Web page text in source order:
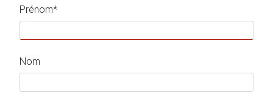
Prénom*
Nom